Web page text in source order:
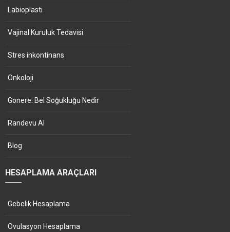
Labioplasti
Vajinal Kuruluk Tedavisi
Stres inkontinans
Onkoloji
Gonere: Bel Soğukluğu Nedir
Randevu Al
Blog
HESAPLAMA ARAÇLARI
Gebelik Hesaplama
Ovulasyon Hesaplama